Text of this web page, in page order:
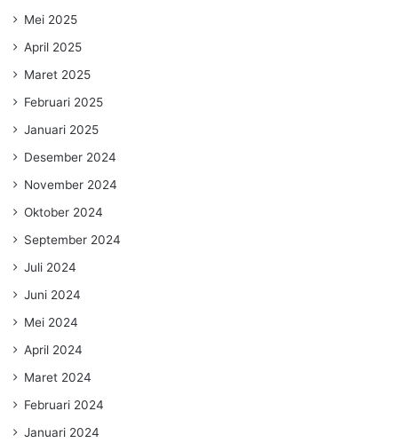
Mei 2025
April 2025
Maret 2025
Februari 2025
Januari 2025
Desember 2024
November 2024
Oktober 2024
September 2024
Juli 2024
Juni 2024
Mei 2024
April 2024
Maret 2024
Februari 2024
Januari 2024